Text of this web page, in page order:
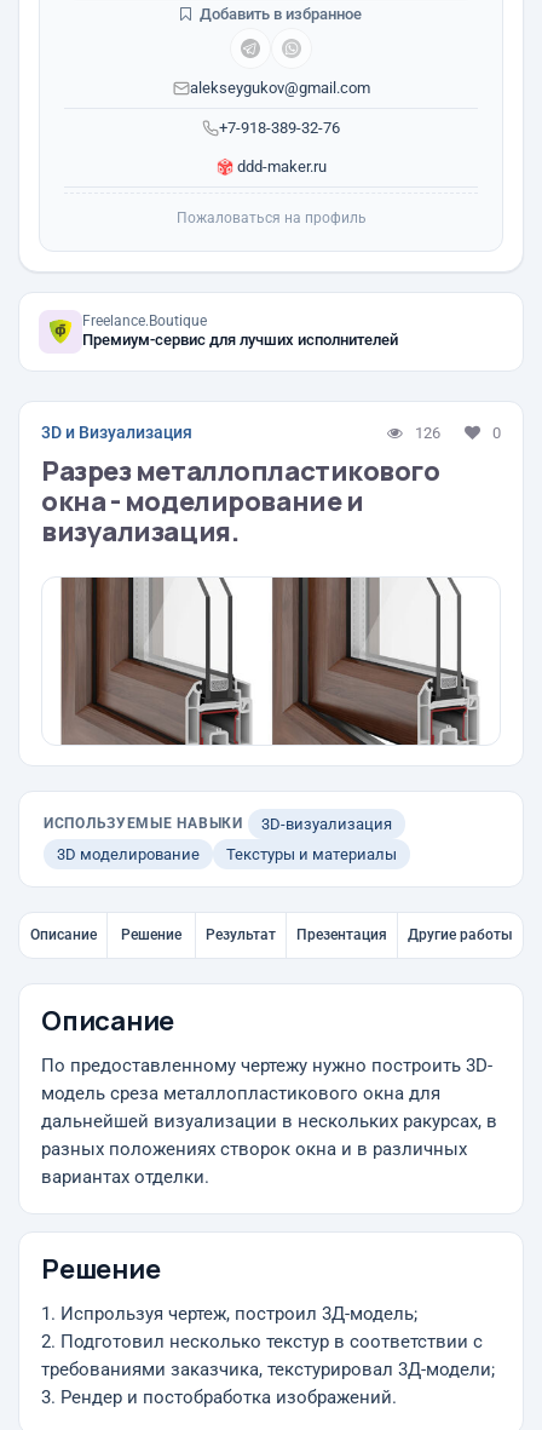
+7-918-389-32-76
alekseygukov@gmail.com
ddd-maker.ru
Добавить в избранное
Пожаловаться на профиль
Freelance.Boutique
Премиум-сервис для лучших исполнителей
3D и Визуализация 126 0
Разрез металлопластикового
окна - моделирование и
визуализация.
ИСПОЛЬЗУЕМЫЕ НАВЫКИ
3D-визуализация
3D моделирование
Текстуры и материалы
Описание Решение Результат Презентация Другие работы
Описание
По предоставленному чертежу нужно построить 3D-
модель среза металлопластикового окна для
дальнейшей визуализации в нескольких ракурсах, в
разных положениях створок окна и в различных
вариантах отделки.
Решение
1. Испрользуя чертеж, построил 3Д-модель;
2. Подготовил несколько текстур в соответствии с
требованиями заказчика, текстурировал 3Д-модели;
3. Рендер и постобработка изображений.